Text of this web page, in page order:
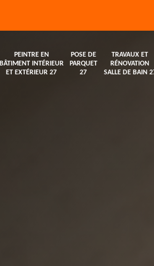
PEINTRE EN
BÂTIMENT INTÉRIEUR
ET EXTÉRIEUR 27
POSE DE
PARQUET
27
TRAVAUX ET
RÉNOVATION
SALLE DE BAIN